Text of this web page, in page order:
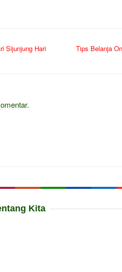
Sijunjung Hari
Tips Belanja
Kita